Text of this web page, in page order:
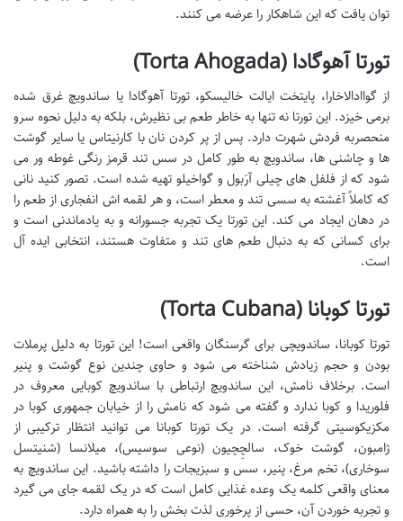
توان یافت که این شاهکار را عرضه می کنند.
تورتا آهوگادا (Torta Ahogada)
از گواادالاخارا، پایتخت ایالت خالیسکو، تورتا آهوگادا یا ساندویچ غرق شده
برمی خیزد. این تورتا نه تنها به خاطر طعم بی نظیرش، بلکه به دلیل نحوه سرو
منحصربه فردش شهرت دارد. پس از پر کردن نان با کارنیتاس یا سایر گوشت
ها و چاشنی ها، ساندویچ به طور کامل در سس تند قرمز رنگی غوطه ور می
شود که از فلفل های چیلی آرَبول و گواخیلو تهیه شده است. تصور کنید نانی
که کاملاً آغشته به سسی تند و معطر است، و هر لقمه اش انفجاری از طعم را
در دهان ایجاد می کند. این تورتا یک تجربه جسورانه و به یادماندنی است و
برای کسانی که به دنبال طعم های تند و متفاوت هستند، انتخابی ایده آل
است.
تورتا کوبانا (Torta Cubana)
تورتا کوبانا، ساندویچی برای گرسنگان واقعی است! این تورتا به دلیل پرملات
بودن و حجم زیادش شناخته می شود و حاوی چندین نوع گوشت و پنیر
است. برخلاف نامش، این ساندویچ ارتباطی با ساندویچ کوبایی معروف در
فلوریدا و کوبا ندارد و گفته می شود که نامش را از خیابان جمهوری کوبا در
مکزیکوسیتی گرفته است. در یک تورتا کوبانا می توانید انتظار ترکیبی از
ژامبون، گوشت خوک، سالچِچیون (نوعی سوسیس)، میلانسا (شنیتسل
سوخاری)، تخم مرغ، پنیر، سس و سبزیجات را داشته باشید. این ساندویچ به
معنای واقعی کلمه یک وعده غذایی کامل است که در یک لقمه جای می گیرد
و تجربه خوردن آن، حسی از پرخوری لذت بخش را به همراه دارد.